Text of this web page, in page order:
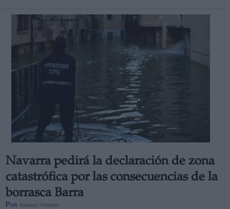
Navarra pedirá la declaración de zona
catastrófica por las consecuencias de la
borrasca Barra
Por Rodrigo Herrero